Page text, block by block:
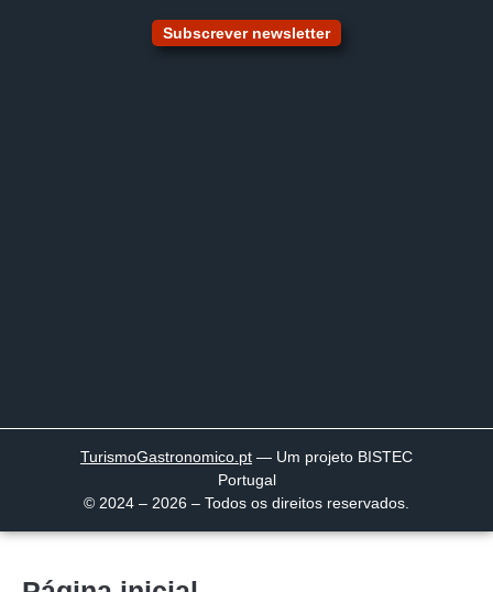
Subscrever newsletter
TurismoGastronomico .pt — Um projeto BISTEC
Portugal
© 2024 – 2026 – Todos os direitos reservados.